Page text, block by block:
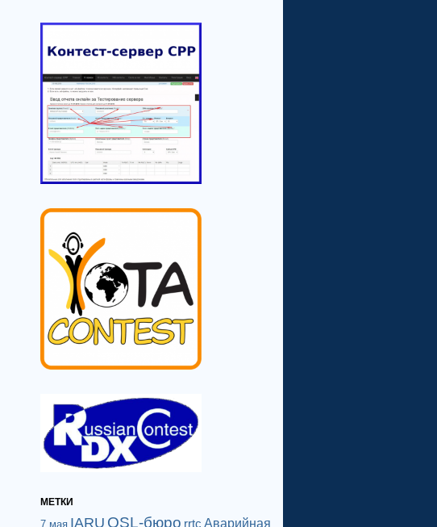
МЕТКИ
7 мая IARU QSL-бюро rrtc Аварийная